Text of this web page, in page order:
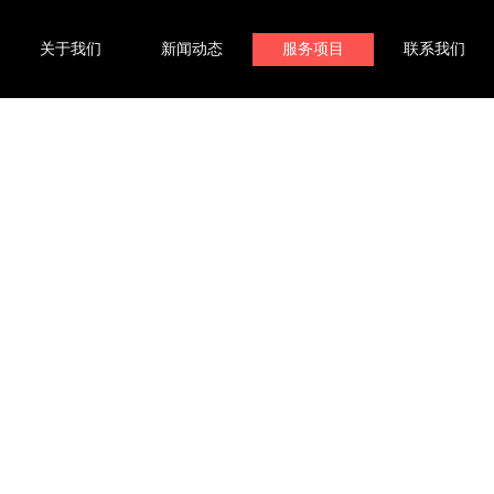
关于我们 新闻动态 服务项目 联系我们